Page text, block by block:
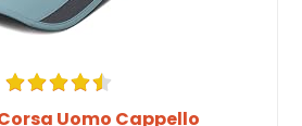
Uomo Cappello